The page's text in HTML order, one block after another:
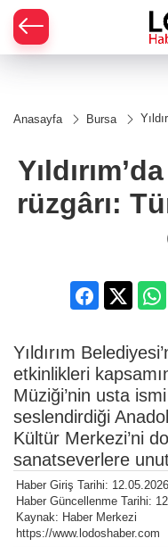
Anasayfa Bursa
gece
rüzgârı:
Yıldırım
etkinlikleri
Müziği’nin usta
seslendirdiği
Kültür Merkezi’ni
sanatseverlere
Haber Giriş Tarihi:
Haber Güncellenme Tarihi:
Kaynak: Haber Merkezi
https://www.lodoshaber.com